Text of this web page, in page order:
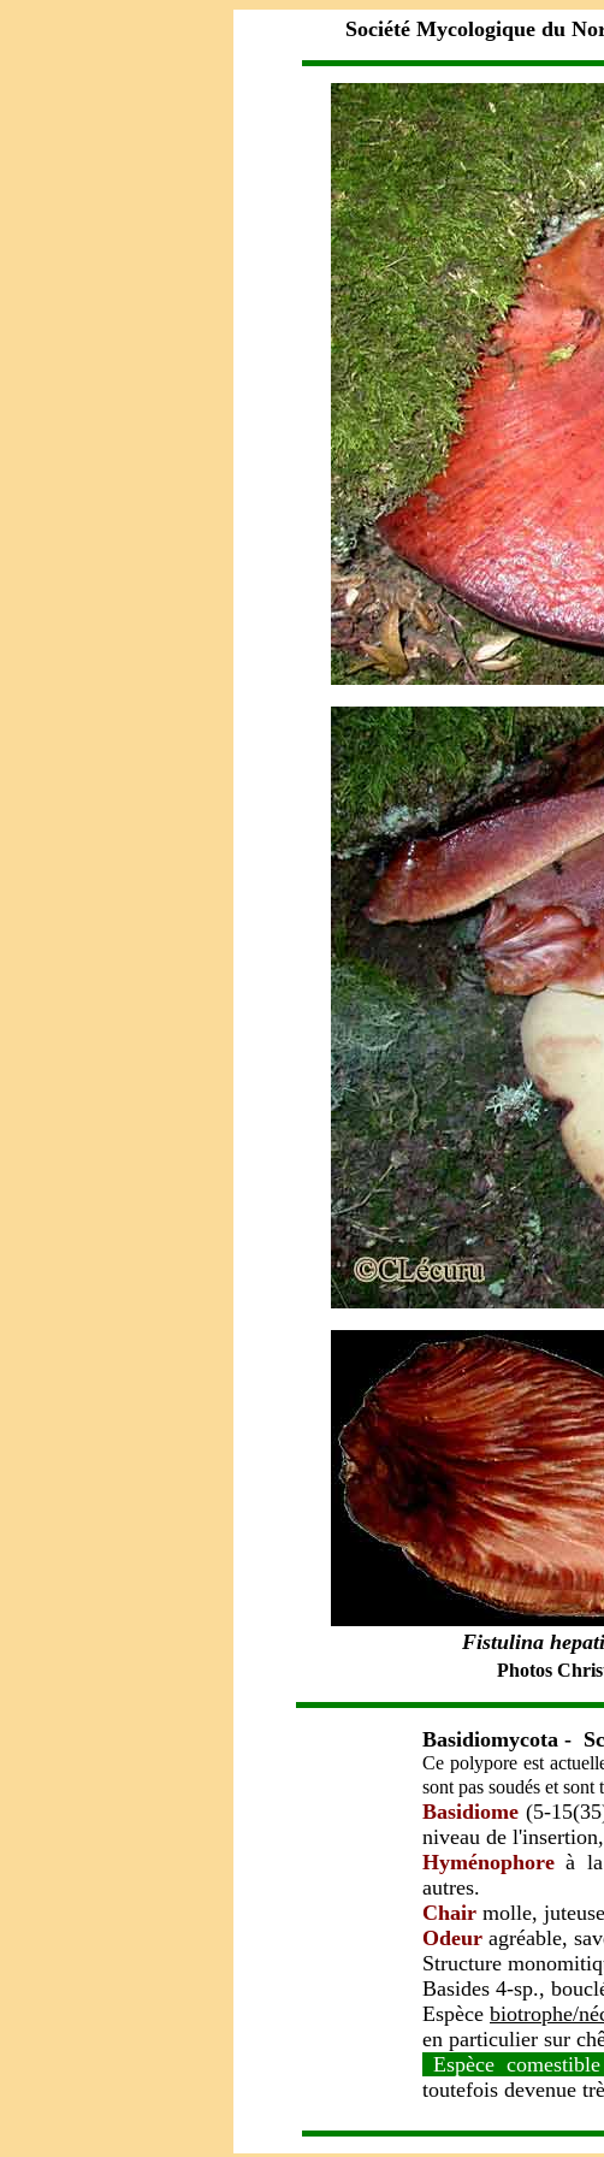
Société Mycologique du
Fistulina
Photos
Basidiomycota -
Ce polypore est
sont pas soudés et sont
Basidiome (5-
niveau de
Hyménophore à
autres.
Chair molle,
Odeur agréable,
Structure
Basides 4-sp.,
Espèce biotrophe/
en particulier sur
Espèce comestible
toutefois devenue